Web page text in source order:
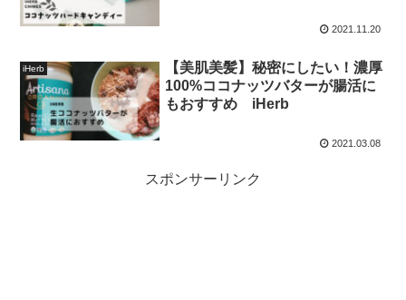
2021.11.20
iHerb
【美肌美髪】秘密にしたい！濃厚
100%ココナッツバターが腸活に
もおすすめ iHerb
2021.03.08
スポンサーリンク